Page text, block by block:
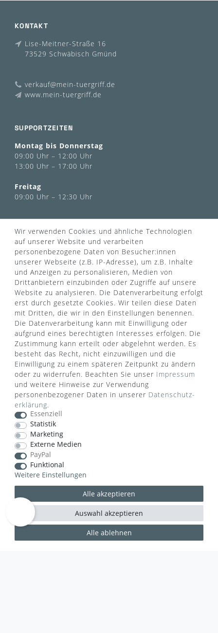
KONTAKT
Lise-Meitner-Straße 16
73529 Schwäbisch Gmünd
verkauf@mein-tuergriff.de
www.mein-tuergriff.de
SUPPORTZEITEN
Montag bis Donnerstag
09:00 Uhr – 12:00 Uhr
13:00 Uhr – 17:00 Uhr
Freitag
09:00 Uhr – 12:30 Uhr
Über uns
Kontaktformular
FAQ
Türgriff Lexikon
Widerrufsrecht
Sitemap
AGB
Zahlung & Versand
Datenschutz
Impressum
Rücksendung
Markenwelt
Widerruf erklären
ZAHLUNGSARTEN
VERSANDART
Wir verwenden Cookies und ähnliche Technologien
auf unserer Website und verarbeiten
personenbezogene Daten von Besucher:innen
unserer Webseite (z.B. IP-Adresse), um z.B. Inhalte
und Anzeigen zu personalisieren, Medien von
Drittanbietern einzubinden oder Zugriffe auf unsere
Website zu analysieren. Die Datenverarbeitung erfolgt
erst durch gesetzte Cookies. Wir teilen diese Daten
mit Dritten, die wir in den Einstellungen benennen.
Die Datenverarbeitung kann mit Einwilligung oder
aufgrund eines berechtigten Interesses erfolgen. Die
Zustimmung kann erteilt oder abgelehnt werden. Es
besteht das Recht, nicht einzuwilligen und die
Einwilligung zu einem späteren Zeitpunkt zu ändern
oder zu widerrufen. Beachten Sie unser Impressum
und weitere Hinweise zur Verwendung
personenbezogener Daten in unserer Daten­schutz­
erklärung.
Essenziell
Statistik
Marketing
Externe Medien
PayPal
Funktional
Weitere Einstellungen
Alle akzeptieren
Alle ablehnen
Auswahl akzeptieren